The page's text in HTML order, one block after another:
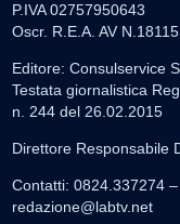
P.IVA 02757950643
Oscr. R.E.A. AV
Editore: Consulservice
Testata giornalistica
n. 244 del 26.02.2015
Direttore Responsabile
Contatti: 0824.337274
redazione@labtv.net